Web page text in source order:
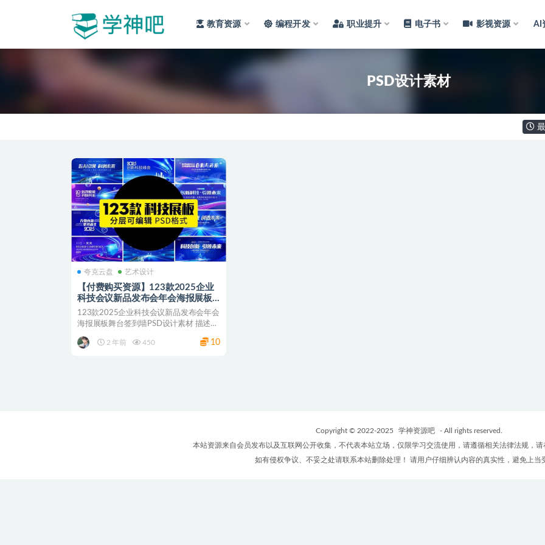
教育资源 编程开发 职业提升 电子书 影视资源 AI
PSD设计素材
夸克云盘 艺术设计
【付费购买资源】123款2025企业
科技会议新品发布会年会海报展板
舞台签到墙PSD设计素材
123款2025企业科技会议新品发布会年会
海报展板舞台签到墙PSD设计素材 描述：
2 年前
450 10
Copyright © 2022-2025 学神资源吧
- All rights reserved.
本站资源来自会员发布以及互联网公开收集，不代表本站立场，仅限学习交流使用，请遵循相关法律法规，请
如有侵权争议、不妥之处请联系本站删除处理！ 请用户仔细辨认内容的真实性，避免上当